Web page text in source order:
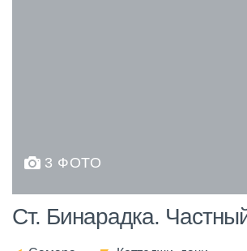
3 ФОТО
Ст. Бинарадка.